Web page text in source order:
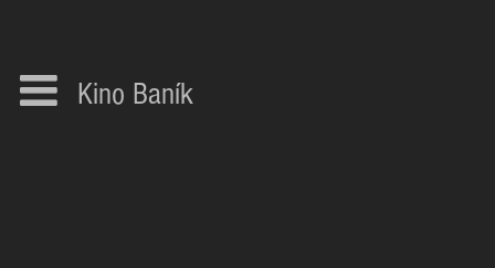
Kino Baník